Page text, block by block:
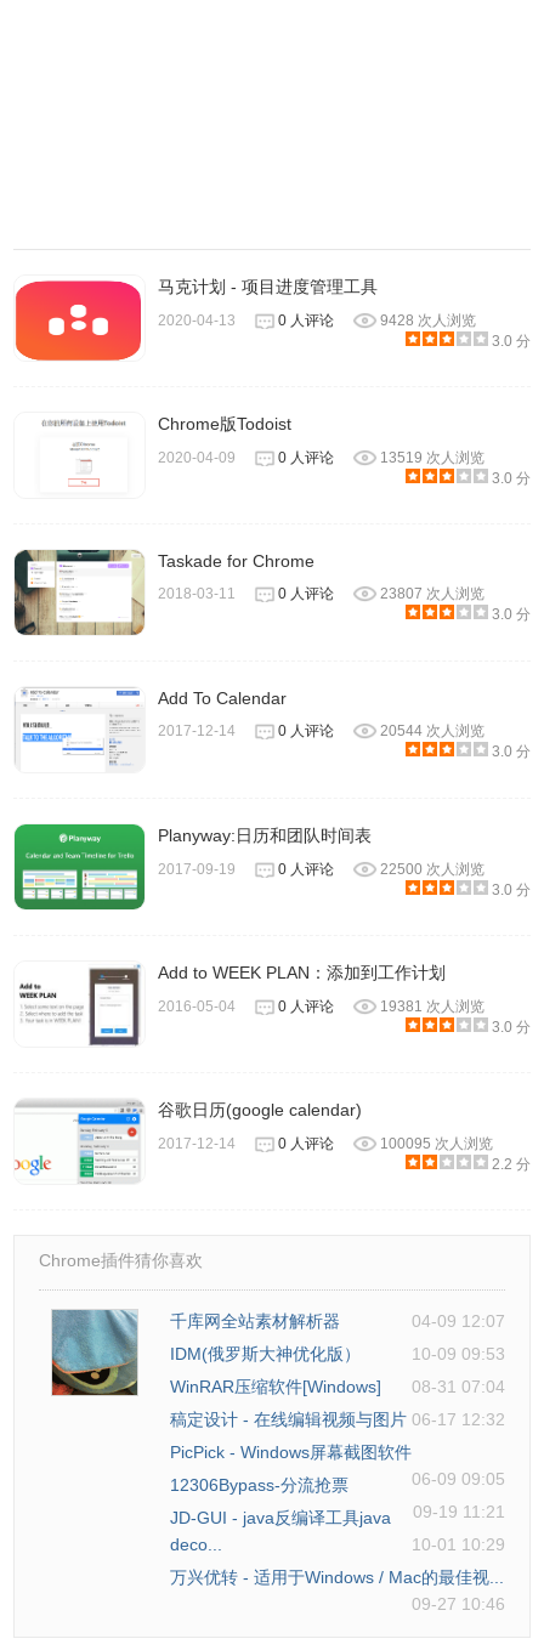
7、点击主界面下方设置按钮，可以对软件的一些功能进行调
1、如何删除任务？
为了让软件界面不要过于复杂，我们没有做单独一个“删
选“删除”，然后保存，即可删除该任务。
2、为什么任务栏上只显示番茄图标，没有显示专注的任务
并”。以Windows10为例，更改此设置步骤如下：
1）鼠标右键点击任务栏上的空白处，会出现一个菜单。
2）点击菜单中的“任务栏设置”（较低版本Windows中为“属
3）找到“合并任务栏按钮”（较低版本Windows中为“任务栏
按钮”）项，推荐将选择设为：“任务栏已满时”。如果您希望
即使在任务栏中已经有很多任务时，仍然要显示出任务名，
可以选择“从不”。
3、如何把软件设为随系统自动启动？
番茄·人生不打算加入随系统启动的功能。如果用户愿意，可
以按如下三个步骤手工将软件设为自启动。 记住三个要点：
Windows键+R键， shell:startup，拖动快捷方式到启动目
录。以Windows10为例，具体步骤如下：
键），再按字母R，这时屏幕会跳出“运行”窗口。
马克计划 - 项目进度管理工具
2020-04-13 0 人评论
9428 次人浏览
3.0 分
Chrome版Todoist
2020-04-09 0 人评论
13519 次人浏览
3.0 分
Taskade for Chrome
2018-03-11 0 人评论
23807 次人浏览
3.0 分
Add To Calendar
2017-12-14 0 人评论
20544 次人浏览
3.0 分
Planyway:日历和团队时间表
2017-09-19 0 人评论
22500 次人浏览
3.0 分
Add to WEEK PLAN：添加到工作计划
2016-05-04 0 人评论
19381 次人浏览
3.0 分
谷歌日历(google calendar)
2017-12-14 0 人评论
100095 次人浏览
2.2 分
Chrome插件猜你喜欢
千库网全站素材解析器
04-09 12:07
IDM(俄罗斯大神优化版）
10-09 09:53
WinRAR压缩软件[Windows]
08-31 07:04
稿定设计 - 在线编辑视频与图片 06-17 12:32
PicPick - Windows屏幕截图软件
06-09 09:05
12306Bypass-分流抢票
09-19 11:21
JD-GUI - java反编译工具java
deco...
10-01 10:29
万兴优转 - 适用于Windows / Mac的最佳视...
09-27 10:46